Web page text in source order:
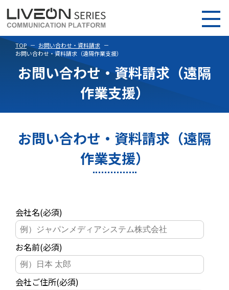
TOP
お問い合わせ・資料請求
お問い合わせ・資料請求（遠隔作業支援）
お問い合わせ・資料請求（遠隔
作業支援）
お問い合わせ・資料請求（遠隔
作業支援）
会社名(必須)
お名前(必須)
会社ご住所(必須)